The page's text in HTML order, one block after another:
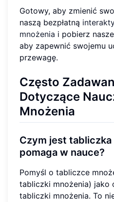
Gotowy, aby zmienić
naszą bezpłatną
mnożenia i pobierz
aby zapewnić swojemu
przewagę.
Często
Dotyczące
Mnożenia
Czym jest tabliczka
pomaga w nauce?
Pomyśl o tabliczce
tabliczki mnożenia) jako
tabliczki mnożenia. To